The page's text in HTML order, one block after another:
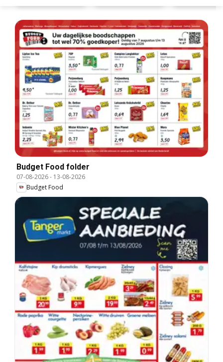
Budget Food folder
07-08-2026- 13-08-2026
Budget Food